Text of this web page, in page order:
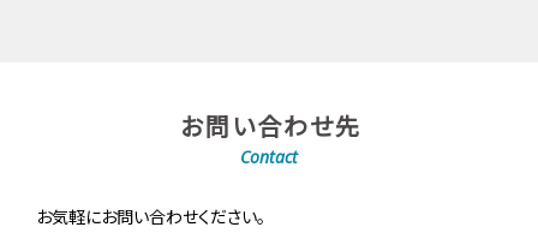
お問い合わせ先
Contact
お気軽にお問い合わせください。